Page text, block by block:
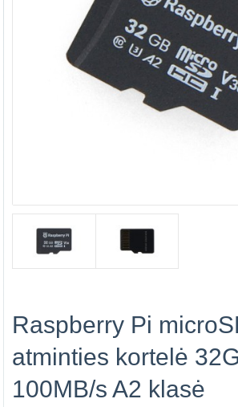
Raspberry Pi
atminties kortelė
100MB/s A2 klasė